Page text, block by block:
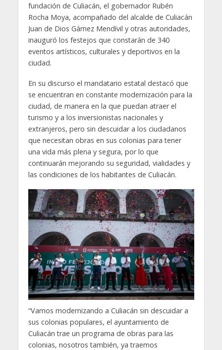
fundación de Culiacán, el gobernador Rubén
Rocha Moya, acompañado del alcalde de Culiacán
Juan de Dios Gámez Mendívil y otras autoridades,
inauguró los festejos que constarán de 340
eventos artísticos, culturales y deportivos en la
ciudad.
En su discurso el mandatario estatal destacó que
se encuentran en constante modernización para la
ciudad, de manera en la que puedan atraer el
turismo y a los inversionistas nacionales y
extranjeros, pero sin descuidar a los ciudadanos
que necesitan obras en sus colonias para tener
una vida más plena y segura, por lo que
continuarán mejorando su seguridad, vialidades y
las condiciones de los habitantes de Culiacán.
“Vamos modernizando a Culiacán sin descuidar a
sus colonias populares, el ayuntamiento de
Culiacán trae un programa de obras para las
colonias, nosotros también, ya traemos